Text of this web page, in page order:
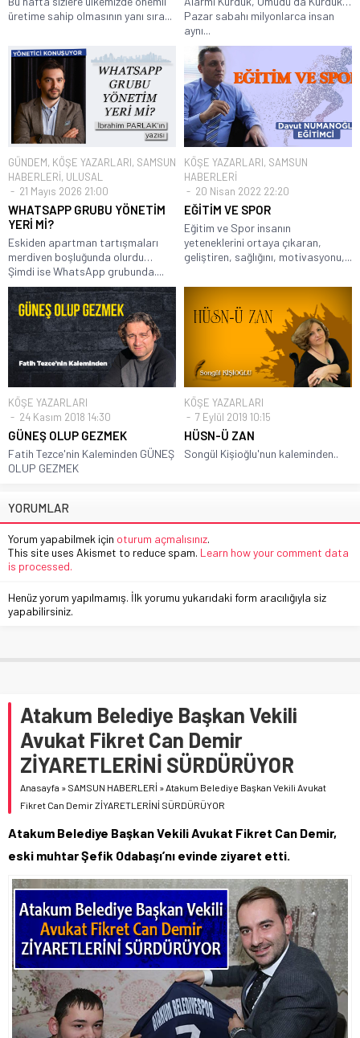
üretime sahip olmasının yanı sıra...
Pazar sabahı milyonlarca insan
aynı...
GÜNDEM, KÖŞE YAZARLARI, SAMSUN
HABERLERİ, ULUSAL
21 Mayıs 2026 21:00
WHATSAPP GRUBU YÖNETİM
YERİ Mİ?
Eskiden apartman tartışmaları
merdiven boşluğunda olurdu…
Şimdi ise WhatsApp grubunda....
KÖŞE YAZARLARI, SAMSUN
HABERLERİ
20 Nisan 2022 22:20
EĞİTİM VE SPOR
Eğitim ve Spor insanın
yeteneklerini ortaya çıkaran,
geliştiren, sağlığını, motivasyonu,...
KÖŞE YAZARLARI
24 Kasım 2018 14:30
GÜNEŞ OLUP GEZMEK
Fatih Tezce'nin Kaleminden GÜNEŞ
OLUP GEZMEK
KÖŞE YAZARLARI
7 Eylül 2019 10:15
HÜSN-Ü ZAN
Songül Kişioğlu'nun kaleminden..
YORUMLAR
Yorum yapabilmek için oturum açmalısınız.
This site uses Akismet to reduce spam. Learn how your comment data
is processed.
Henüz yorum yapılmamış. İlk yorumu yukarıdaki form aracılığıyla siz
yapabilirsiniz.
Atakum Belediye Başkan Vekili
Avukat Fikret Can Demir
ZİYARETLERİNİ SÜRDÜRÜYOR
Anasayfa » SAMSUN HABERLERİ »Atakum Belediye Başkan Vekili Avukat
Fikret Can Demir ZİYARETLERİNİ SÜRDÜRÜYOR
Atakum Belediye Başkan Vekili Avukat Fikret Can Demir,
eski muhtar Şefik Odabaşı’nı evinde ziyaret etti.